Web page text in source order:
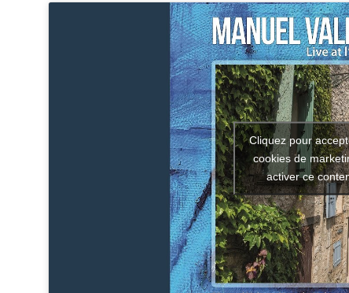
Cliquez pour
cookies de
activer ce